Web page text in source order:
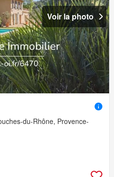
Voir la photo
du-Rhône, Provence-